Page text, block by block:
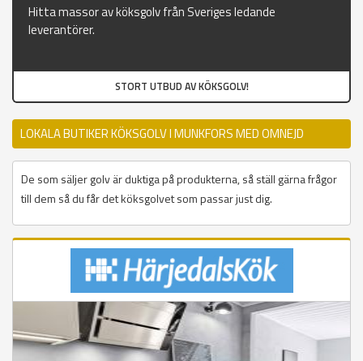
Hitta massor av köksgolv från Sveriges ledande
leverantörer.
STORT UTBUD AV KÖKSGOLV!
LOKALA BUTIKER KÖKSGOLV I MUNKFORS MED OMNEJD
De som säljer golv är duktiga på produkterna, så ställ gärna frågor
till dem så du får det köksgolvet som passar just dig.